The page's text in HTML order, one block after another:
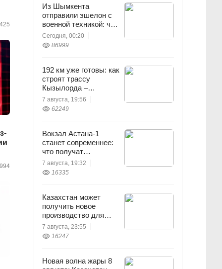
Из Шымкента
отправили эшелон с
военной техникой: что
известно
Сегодня, 00:20
86999
192 км уже готовы: как
строят трассу
Кызылорда –
Жезказган
7 августа, 19:56
62249
Вокзал Астана-1
станет современнее:
что получат
пассажиры
7 августа, 19:32
16335
Казахстан может
получить новое
производство для
химпрома и
энергетики
7 августа, 23:55
16247
Новая волна жары 8